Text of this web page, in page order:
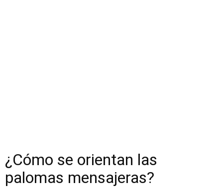
¿Cómo se orientan las
palomas mensajeras?